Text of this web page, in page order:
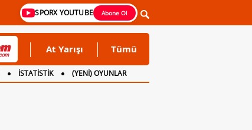
SPORX YOUTUBE Abone Ol
At Yarışı Tümü
İSTATİSTİK
(YENİ) OYUNLAR